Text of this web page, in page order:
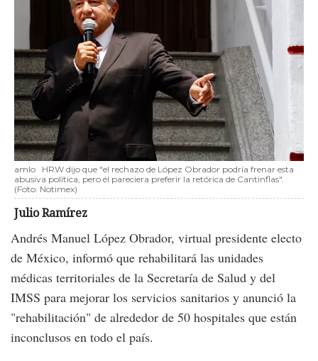
amlo
HRW dijo que "el rechazo de López Obrador podría frenar esta
abusiva política, pero él pareciera preferir la retórica de Cantinflas".
(Foto: Notimex)
Julio Ramírez
Andrés Manuel López Obrador, virtual presidente electo
de México, informó que rehabilitará las unidades
médicas territoriales de la Secretaría de Salud y del
IMSS para mejorar los servicios sanitarios y anunció la
"rehabilitación" de alrededor de 50 hospitales que están
inconclusos en todo el país.